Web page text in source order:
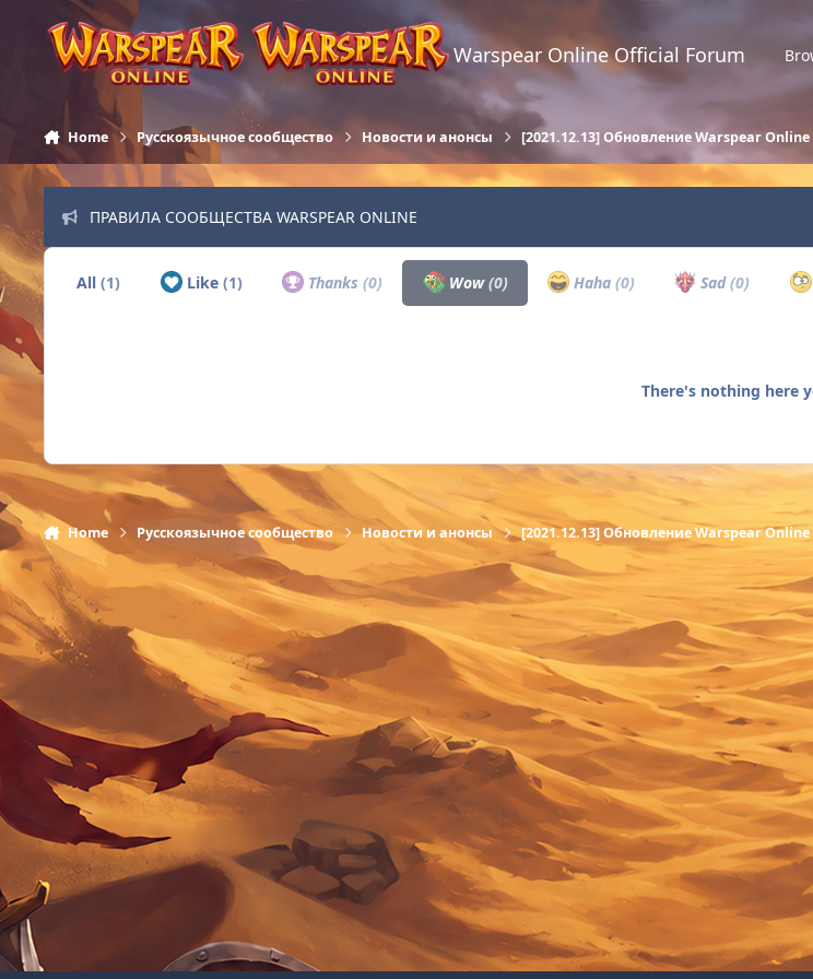
Skip to content
Warspear Online Official Forum
Home Русскоязычное сообщество Новости и анонсы [2021.12.13] Обновление Warspear
ПРАВИЛА СООБЩЕСТВА WARSPEAR ONLINE
All(1) Like (1) Thanks(0) Wow(0) Haha (0) Sad(0)
There's nothing here
Home Русскоязычное сообщество Новости и анонсы [2021.12.13] Обновление Warspear